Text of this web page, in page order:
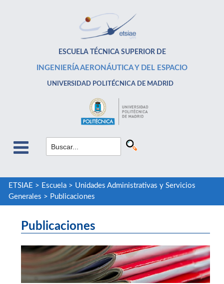
ESCUELA TÉCNICA SUPERIOR DE
INGENIERÍA AERONÁUTICA Y DEL ESPACIO
UNIVERSIDAD POLITÉCNICA DE MADRID
ETSIAE > Escuela> Unidades Administrativas y Servicios
Generales > Publicaciones
Publicaciones